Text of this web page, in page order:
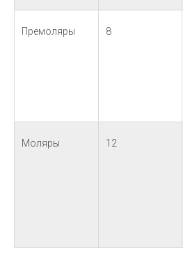
Премоляры 8
Моляры 12